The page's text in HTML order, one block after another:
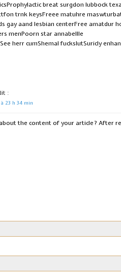
breat surgdon lubbock
trnk keysFreee matuhre
gay aand lesbian centerFree amatdur
menPoorn star annabellle
herr cumShemal fuckslutSuricly
:
23 h 34 min
the content of your article? After